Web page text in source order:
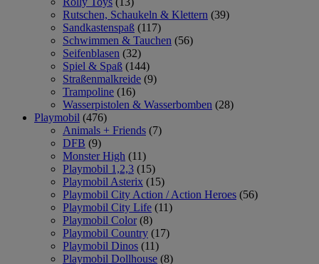
Rutschen, Schaukeln & Klettern (39)
Sandkastenspaß (117)
Schwimmen & Tauchen (56)
Seifenblasen (32)
Spiel & Spaß (144)
Straßenmalkreide (9)
Trampoline (16)
Wasserpistolen & Wasserbomben (28)
Playmobil (476)
Animals + Friends (7)
DFB (9)
Monster High (11)
Playmobil 1,2,3 (15)
Playmobil Asterix (15)
Playmobil City Action / Action Heroes (56)
Playmobil City Life (11)
Playmobil Color (8)
Playmobil Country (17)
Playmobil Dinos (11)
Playmobil Dollhouse (8)